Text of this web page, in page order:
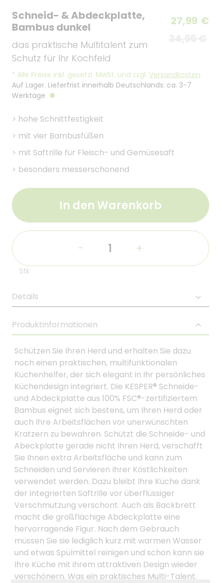
Schneid- & Abdeckplatte,
Bambus dunkel
das praktische Multitalent zum
Schutz für Ihr Kochfeld
27,99 €
* Alle Preise inkl. gesetzl. MwSt. und zzgl. Versandkosten.
Auf Lager. Lieferfrist innerhalb Deutschlands: ca. 3-7
Werktage
> hohe Schnittfestigkeit
> mit vier Bambusfüßen
> mit Saftrille für Fleisch- und Gemüsesaft
> besonders messerschonend
In den Warenkorb
- +
Stk
Details
Produktinformationen
Schützen Sie Ihren Herd und erhalten Sie dazu
noch einen praktischen, multifunktionalen
Küchenhelfer, der sich elegant in Ihr persönliches
Küchendesign integriert. Die KESPER® Schneide-
und Abdeckplatte aus 100% FSC®-zertifiziertem
Bambus eignet sich bestens, um Ihren Herd oder
auch Ihre Arbeitsflächen vor unerwünschten
Kratzern zu bewahren. Schützt die Schneide- und
Abeckplatte gerade nicht Ihren Herd, verschafft
Sie Ihnen extra Arbeitsfläche und kann zum
Schneiden und Servieren Ihrer Köstlichkeiten
verwendet werden. Dazu bleibt Ihre Küche dank
der integrierten Saftrille vor überflüssiger
Verschmutzung verschont. Auch als Backbrett
macht die großflächige Abdeckplatte eine
hervorragende Figur. Nach dem Gebrauch
müssen Sie sie lediglich kurz mit warmen Wasser
und etwas Spülmittel reinigen und schon kann sie
Ihre Küche mit ihrem attraktiven Design wieder
verschönern. Was ein praktisches Multi-Talent.